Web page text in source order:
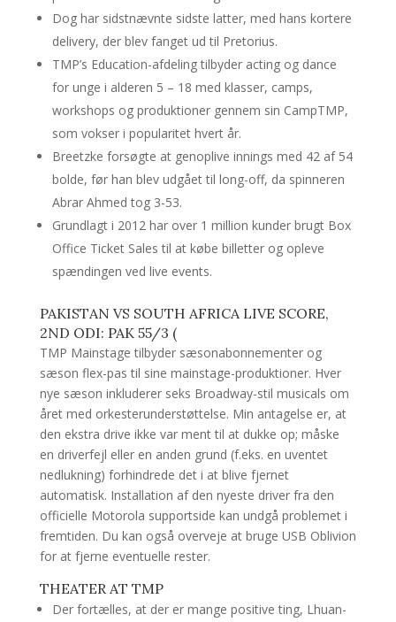
Dog har sidstnævnte sidste latter, med hans kortere
delivery, der blev fanget ud til Pretorius.
TMP’s Education-afdeling tilbyder acting og dance
for unge i alderen 5 – 18 med klasser, camps,
workshops og produktioner gennem sin CampTMP,
som vokser i popularitet hvert år.
Breetzke forsøgte at genoplive innings med 42 af 54
bolde, før han blev udgået til long-off, da spinneren
Abrar Ahmed tog 3-53.
Grundlagt i 2012 har over 1 million kunder brugt Box
Office Ticket Sales til at købe billetter og opleve
spændingen ved live events.
PAKISTAN VS SOUTH AFRICA LIVE SCORE,
2ND ODI: PAK 55/3 (
TMP Mainstage tilbyder sæsonabonnementer og
sæson flex-pas til sine mainstage-produktioner. Hver
nye sæson inkluderer seks Broadway-stil musicals om
året med orkesterunderstøttelse. Min antagelse er, at
den ekstra drive ikke var ment til at dukke op; måske
en driverfejl eller en anden grund (f.eks. en uventet
nedlukning) forhindrede det i at blive fjernet
automatisk. Installation af den nyeste driver fra den
officielle Motorola supportside kan undgå problemet i
fremtiden. Du kan også overveje at bruge USB Oblivion
for at fjerne eventuelle rester.
THEATER AT TMP
Der fortælles, at der er mange positive ting, Lhuan-